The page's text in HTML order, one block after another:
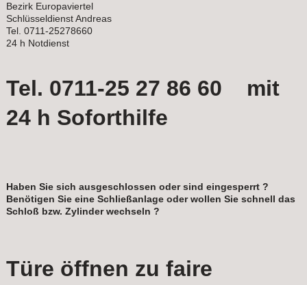
Bezirk Europaviertel
Schlüsseldienst Andreas
Tel. 0711-25278660
24 h Notdienst
Tel. 0711-25 27 86 60 mit
24 h Soforthilfe
Haben Sie sich ausgeschlossen oder sind eingesperrt ?
Benötigen Sie eine Schließanlage oder wollen Sie schnell das
Schloß bzw. Zylinder wechseln ?
Türe öffnen zu faire